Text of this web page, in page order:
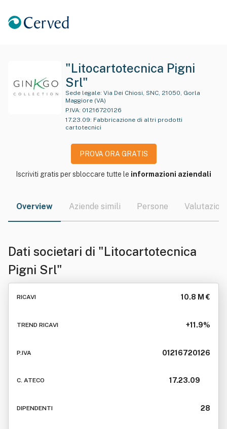
"Litocartotecnica Pigni
Srl"
Sede legale:
Maggiore (VA)
P.IVA: 01216720126
17.23.09: Fabbricazione di altri prodotti
cartotecnici
PROVA ORA GRATIS
Iscriviti gratis per sbloccare tutte le informazioni aziendali
Overview Aziende simili Persone Valutazioni
Dati societari di "Litocartotecnica
Pigni Srl"
RICAVI 10.8 M €
TREND RICAVI +11.9%
P.IVA 01216720126
C. ATECO 17.23.09
DIPENDENTI 28